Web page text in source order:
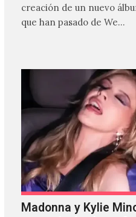
creación de un nuevo
que han pasado de We…
Madonna y Kylie